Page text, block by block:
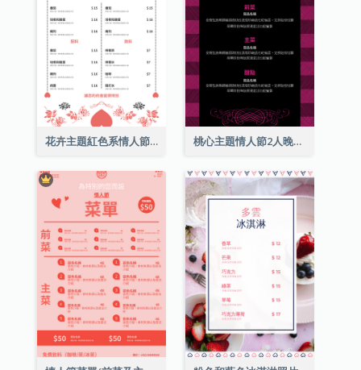
花卉主題紅色系情人節菜單 桃心主題情人節2人晚餐菜單